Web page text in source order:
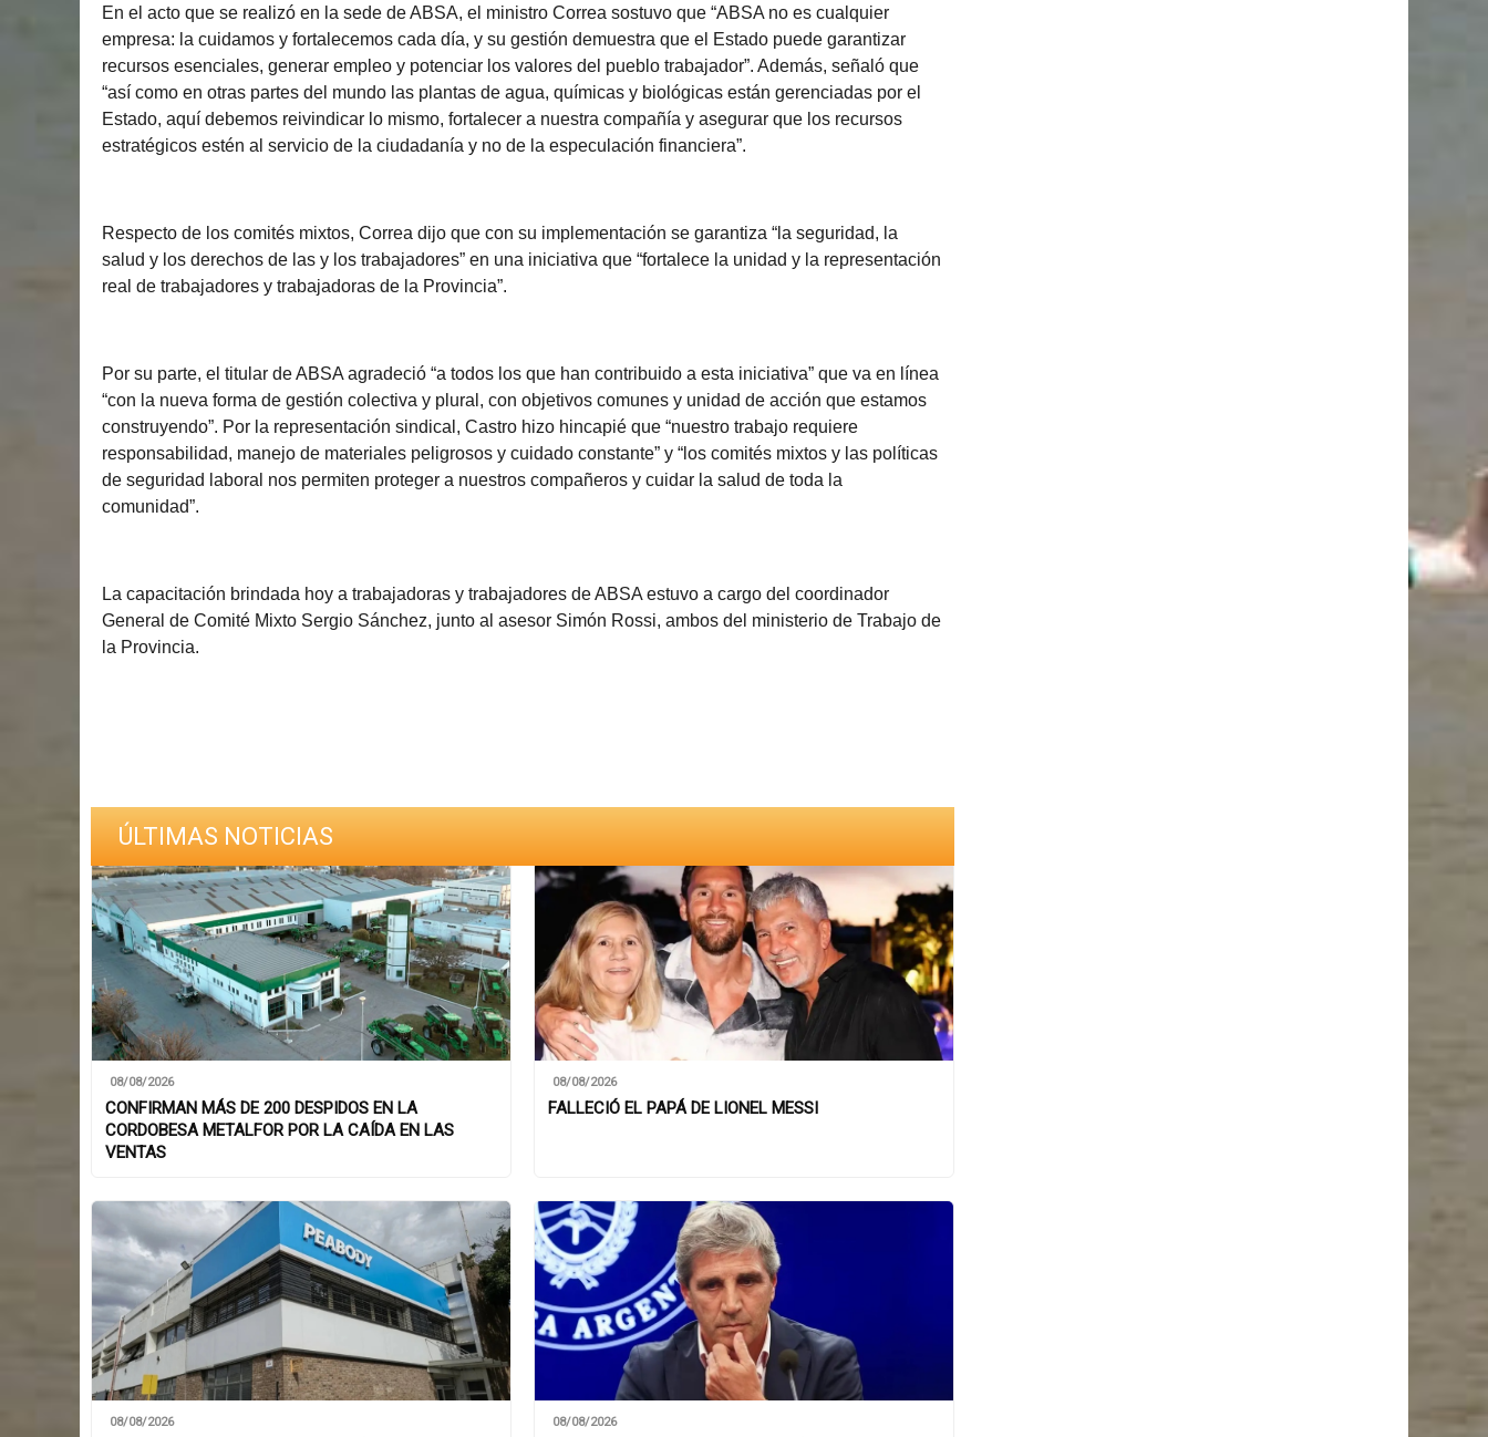
En el acto que se realizó en la sede de ABSA, el ministro Correa sostuvo que “ABSA no es cualquier
empresa: la cuidamos y fortalecemos cada día, y su gestión demuestra que el Estado puede garantizar
recursos esenciales, generar empleo y potenciar los valores del pueblo trabajador”. Además, señaló que
“así como en otras partes del mundo las plantas de agua, químicas y biológicas están gerenciadas por el
Estado, aquí debemos reivindicar lo mismo, fortalecer a nuestra compañía y asegurar que los recursos
estratégicos estén al servicio de la ciudadanía y no de la especulación financiera”.
Respecto de los comités mixtos, Correa dijo que con su implementación se garantiza “la seguridad, la
salud y los derechos de las y los trabajadores” en una iniciativa que “fortalece la unidad y la representación
real de trabajadores y trabajadoras de la Provincia”.
Por su parte, el titular de ABSA agradeció “a todos los que han contribuido a esta iniciativa” que va en línea
“con la nueva forma de gestión colectiva y plural, con objetivos comunes y unidad de acción que estamos
construyendo”. Por la representación sindical, Castro hizo hincapié que “nuestro trabajo requiere
responsabilidad, manejo de materiales peligrosos y cuidado constante” y “los comités mixtos y las políticas
de seguridad laboral nos permiten proteger a nuestros compañeros y cuidar la salud de toda la
comunidad”.
La capacitación brindada hoy a trabajadoras y trabajadores de ABSA estuvo a cargo del coordinador
General de Comité Mixto Sergio Sánchez, junto al asesor Simón Rossi, ambos del ministerio de Trabajo de
la Provincia.
ÚLTIMAS NOTICIAS
08/08/2026
CONFIRMAN MÁS DE 200 DESPIDOS EN LA
CORDOBESA METALFOR POR LA CAÍDA EN LAS
VENTAS
08/08/2026
FALLECIÓ EL PAPÁ DE LIONEL MESSI
08/08/2026 08/08/2026